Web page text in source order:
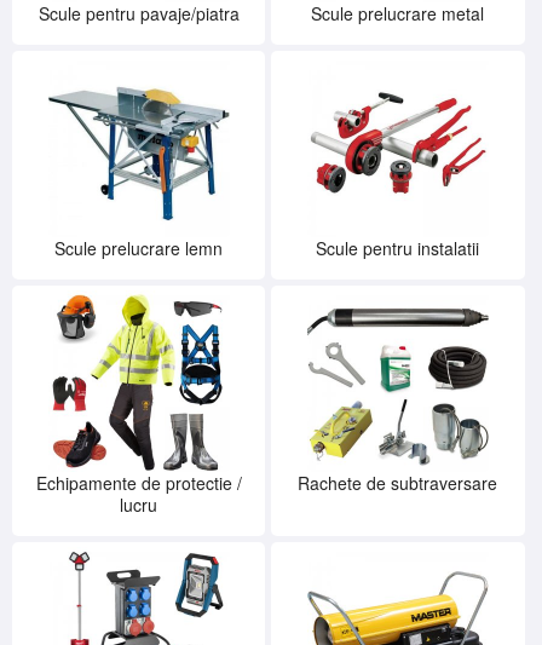
Scule pentru pavaje/piatra Scule prelucrare metal
Scule prelucrare lemn Scule pentru instalatii
Echipamente de protectie /
lucru
Rachete de subtraversare